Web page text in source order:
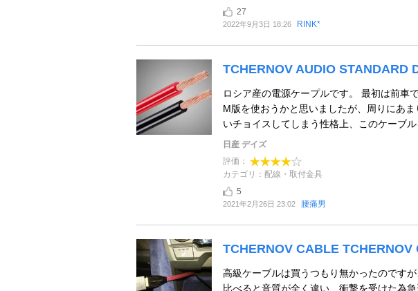
27
2022年9月3日 18:26 RINK*
TCHERNOV AUDIO STANDARD
ロシア産の電源ケープルです。 最初は前車
M版を使おうかと思いましたが、周りにあ
いチョイスしてしまう性格上、このケーブル
日産 デイズ
評価：
カテゴリ：配線・取付金具
5
2021年2月26日 23:02 腰痛男
TCHERNOV CABLE
高級ケーブルは買うつもり無かったのです
比べると音質が全く違い、衝撃を受けた為